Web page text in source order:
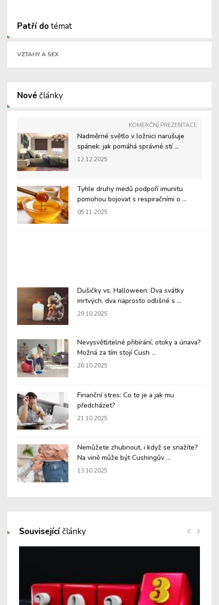
Patří dotémat
VZTAHY A SEX
Nové články
KOMERČNÍ PREZENTACE
Nadměrné světlo v ložnici narušuje
spánek: jak pomáhá správné stí ...
12.12.2025
Tyhle druhy medů podpoří imunitu
pomohou bojovat s respiračními o ...
05.11.2025
Dušičky vs. Halloween: Dva svátky
mrtvých, dva naprosto odlišné s ...
29.10.2025
Nevysvětlitelné přibírání, otoky a únava?
Možná za tím stojí Cush ...
26.10.2025
Finanční stres: Co to je a jak mu
předcházet?
21.10.2025
Nemůžete zhubnout, i když se snažíte?
Na vině může být Cushingův ...
13.10.2025
Souvisejícíčlánky